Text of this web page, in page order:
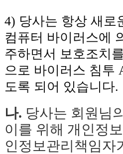
4) 당사는 항상 새로
컴퓨터 바이러스에
주하면서 보호조치
으로 바이러스 침투
도록 되어 있습니다.
나. 당사는 회원님
이를 위해 개인정
인정보관리책임자